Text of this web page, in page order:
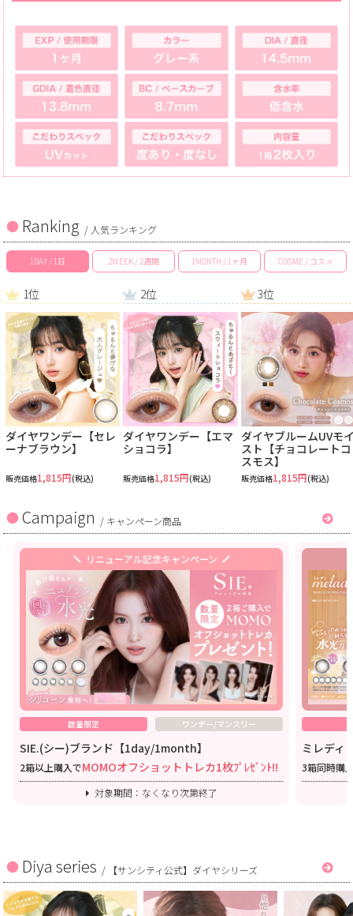
Ranking / 人気ランキング
1DAY / 1日 2WEEK / 2週間 1MONTH / 1ヶ月 COSME / コスメ
1位
ダイヤワンデー【セレ
ーナブラウン】
販売価格1,815円(税込)
2位
ダイヤワンデー【エマ
ショコラ】
販売価格1,815円(税込)
3位
ダイヤブルームUVモ
スト【チョコレートコ
スモス】
販売価格1,815円(税込)
Campaign / キャンペーン商品
リニューアル記念キャンペーン
数量限定 ワンデー/マンスリー
SIE.(シー)ブランド【1day/1month】
2箱以上購入でMOMOオフショットトレカ1枚ﾌﾟﾚｾﾞﾝﾄ!!
対象期間：なくなり次第終了
ミレディ
3箱同時購
Diya series / 【サンシティ公式】ダイヤシリーズ